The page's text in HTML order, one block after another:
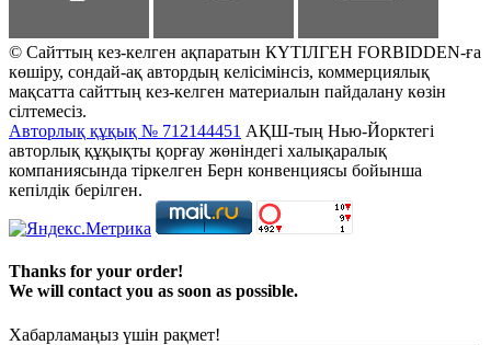
© Сайттың кез-келген ақпаратын КҮТІЛГЕН FORBIDDEN-ға
көшіру, сондай-ақ автордың келісімінсіз, коммерциялық
мақсатта сайттың кез-келген материалын пайдалану көзін
сілтемесіз.
Авторлық құқық № 712144451 АҚШ-тың Нью-Йорктегі
авторлық құқықты қорғау жөніндегі халықаралық
компаниясында тіркелген Берн конвенциясы бойынша
кепілдік берілген.
Thanks for your order!
We will contact you as soon as possible.
Хабарламаңыз үшін рақмет!